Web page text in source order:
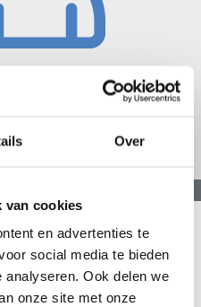
Over
van cookies
en advertenties te
social media te bieden
Ook delen we
onze site met onze
Linkels